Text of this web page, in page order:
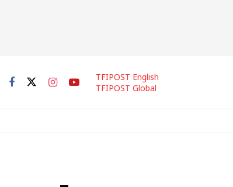
TFIPOST English
TFIPOST Global